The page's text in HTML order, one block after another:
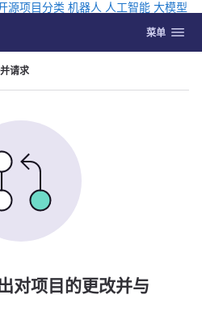
源项目分类 机器人 人工智能 大模型
切换导航
菜单
请求
对项目的更改并与